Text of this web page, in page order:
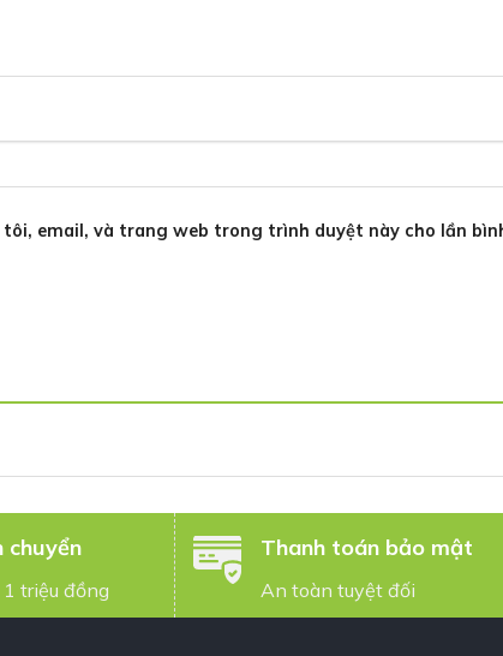
tôi, email, và trang web trong trình duyệt này cho lần
chuyển
triệu đồng
Thanh toán bảo mật
An toàn tuyệt đối